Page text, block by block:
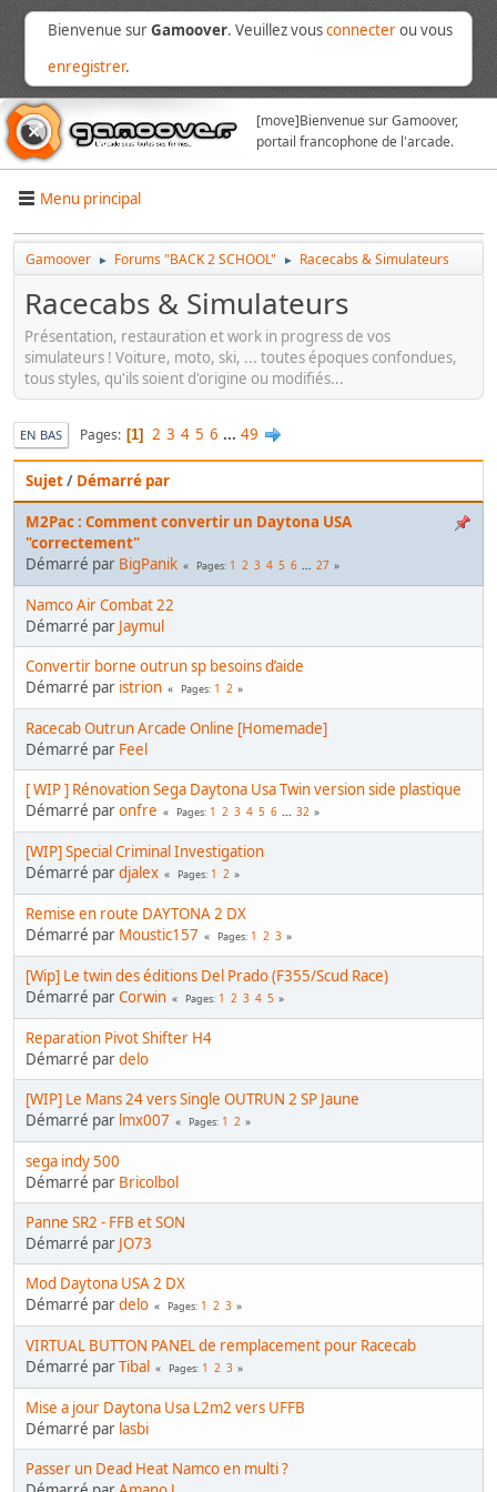
Bienvenue surGamoover. Veuillez vousconnecterou vous
enregistrer.
[move]Bienvenue sur Gamoover,
portail francophone de l'arcade.
Menu principal
Gamoover ► Forums "BACK 2 SCHOOL" ► Racecabs & Simulateurs
Racecabs & Simulateurs
Présentation, restauration et work in progress de vos
simulateurs ! Voiture, moto, ski, ... toutes époques confondues,
tous styles, qu'ils soient d'origine ou modifiés...
EN BAS Pages 1 2 3 4 5 6 ... 49
Sujet/ Démarré par
M2Pac : Comment convertir un Daytona USA
"correctement"
Démarré par BigPanik Pages 1 2 3 4 5 6 ... 27
Namco Air Combat 22
Démarré par Jaymul
Convertir borne outrun sp besoins d’aide
Démarré par istrion Pages 1 2
Racecab Outrun Arcade Online [Homemade]
Démarré par Feel
[ WIP ] Rénovation Sega Daytona Usa Twin version side plastique
Démarré paronfre Pages 1 2 3 4 5 6 ... 32
[WIP] Special Criminal Investigation
Démarré pardjalex Pages 1 2
Remise en route DAYTONA 2 DX
Démarré par Moustic157 Pages 1 2 3
[Wip] Le twin des éditions Del Prado (F355/Scud Race)
Démarré parCorwin Pages 1 2 3 4 5
Reparation Pivot Shifter H4
Démarré pardelo
[WIP] Le Mans 24 vers Single OUTRUN 2 SP Jaune
Démarré par lmx007 Pages 1 2
sega indy 500
Démarré par Bricolbol
Panne SR2 - FFB et SON
Démarré par JO73
Mod Daytona USA 2 DX
Démarré pardelo Pages 1 2 3
VIRTUAL BUTTON PANEL de remplacement pour Racecab
Démarré parTibal Pages 1 2 3
Mise a jour Daytona Usa L2m2 vers UFFB
Démarré par lasbi
Passer un Dead Heat Namco en multi ?